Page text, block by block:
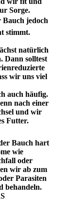
Sorge.
Bauch jedoch
stimmt.
natürlich
Dann solltest
wir uns viel
auch häufig.
nach einer
und wir
Futter.
Bauch hart
wie
oder
wir ab zum
Parasiten
behandeln.